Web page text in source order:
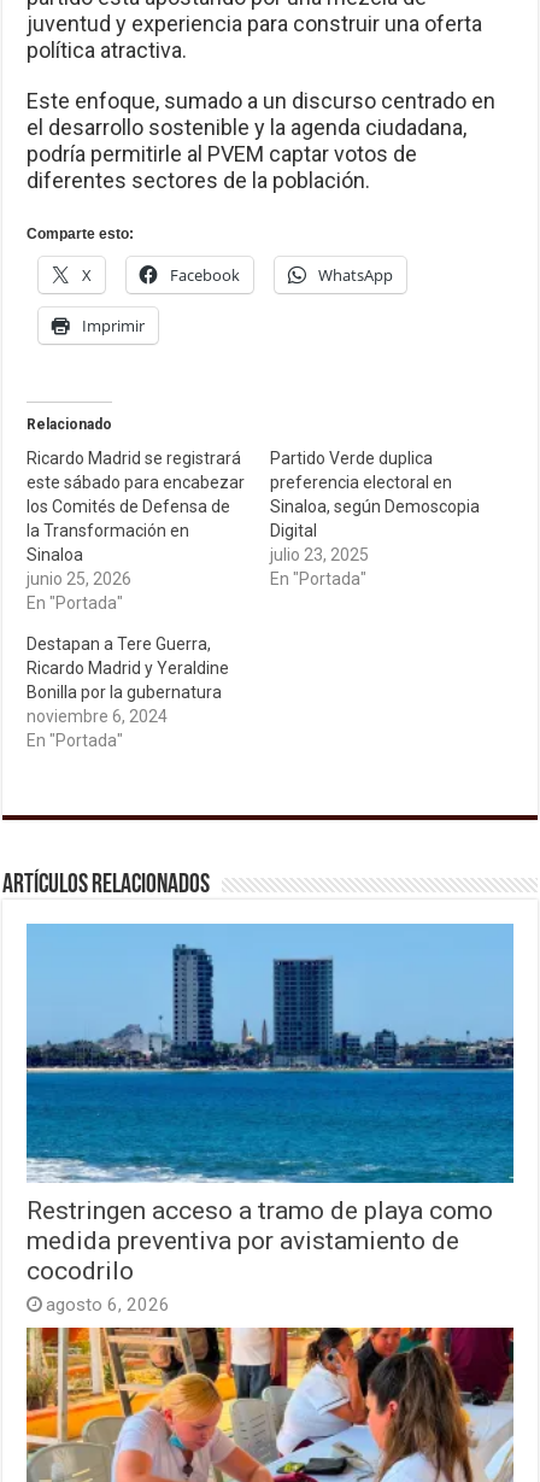
juventud y experiencia para construir una oferta
política atractiva.
Este enfoque, sumado a un discurso centrado en
el desarrollo sostenible y la agenda ciudadana,
podría permitirle al PVEM captar votos de
diferentes sectores de la población.
Comparte esto:
X Facebook WhatsApp
Imprimir
Relacionado
Ricardo Madrid se registrará
este sábado para encabezar
los Comités de Defensa de
la Transformación en
Sinaloa
junio 25, 2026
En "Portada"
Partido Verde duplica
preferencia electoral en
Sinaloa, según Demoscopia
Digital
julio 23, 2025
En "Portada"
Destapan a Tere Guerra,
Ricardo Madrid y Yeraldine
Bonilla por la gubernatura
noviembre 6, 2024
En "Portada"
Artículos relacionados
Restringen acceso a tramo de playa como
medida preventiva por avistamiento de
cocodrilo
agosto 6, 2026